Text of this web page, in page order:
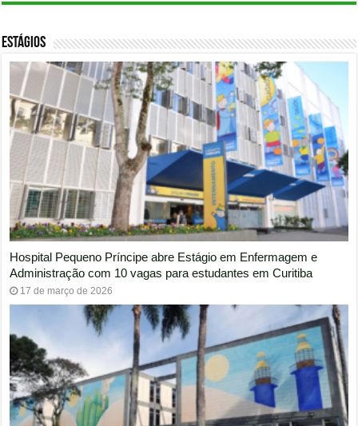
Estágios
HORSCH contrata Estagiário de Engenharia
Desenvolvimento na CIC com auxílio
20 de abril de 2026
e
Curitiba